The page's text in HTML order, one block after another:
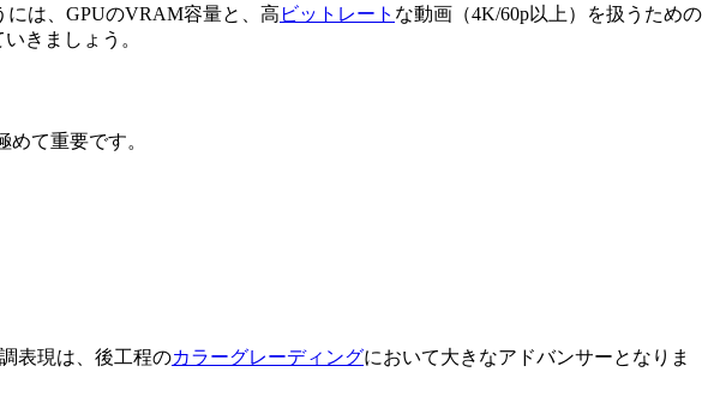
は、GPUのVRAM容量と、高 ビットレート な動画（4K/60p以上）を扱うための
きましょう。
て重要です。
表現は、後工程のカラーグレーディングにおいて大きなアドバンサーとなりま